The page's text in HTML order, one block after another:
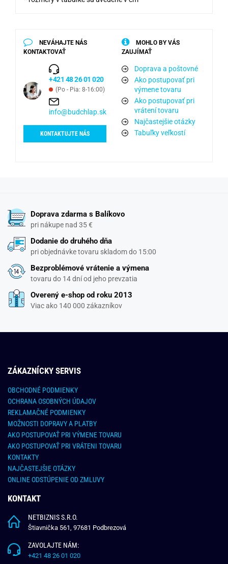
NEVÁHAJTE NÁS
KONTAKTOVAŤ
+421 48 26 01 020
(Po - Pia: 8-16:00)
info@budchlap.sk
KONTAKTUJTE NÁS
MOHLO BY VÁS
ZAUJÍMAŤ
Doprava a poštovné
Ako postupovať pri
výmene tovaru
Ako postupovať pri
vrátení tovaru
Najčastejšie otázky
Tabuľky veľkostí
Doprava zdarma s Balíkovo
pri nákupe nad 35 €
Dodanie do druhého dňa
pri objednávke tovaru skladom do 15:00
Bezproblémové vrátenie a výmena
tovaru do 14 dní od jeho prevzatia
Overený e-shop od roku 2013
Viac ako 140 000 zákazníkov
ZÁKAZNÍCKY SERVIS
OBCHODNÉ PODMIENKY
OCHRANA OSOBNÝCH ÚDAJOV
REKLAMAČNÉ PODMIENKY
MOŽNOSTI DOPRAVY A PLATBY
AKO POSTUPOVAŤ PRI VÝMENE TOVARU
AKO POSTUPOVAŤ PRI VRÁTENI TOVARU
KONTAKTY
NAJČASTEJŠIE OTÁZKY
ONLINE ODSTÚPENIE OD ZMLUVY
KONTAKT
NETBIZNIS S.R.O.
Štiavnička 561, 97681 Podbrezová
ZAVOLAJTE NÁM:
+421 48 26 01 020